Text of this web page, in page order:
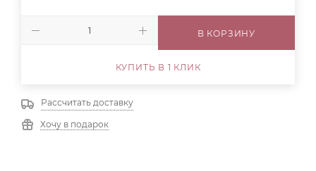
В КОРЗИНУ
КУПИТЬ В 1 КЛИК
Рассчитать доставку
Хочу в подарок